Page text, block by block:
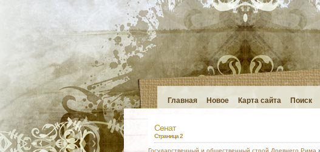
Главная Новое Карта сайта Поиск
Сенат
Страница 2
Государственный и общественный строй Древнего Рима